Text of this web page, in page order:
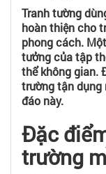
Tranh tường
hoàn thiện cho
phong cách.
tưởng của tập
thể không gian.
trường tận dụng
đáo này.
Đặc
trường